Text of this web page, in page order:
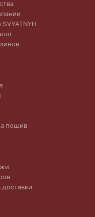
пошив
доставки